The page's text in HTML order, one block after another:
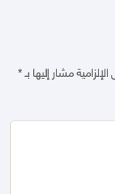
مشار إليها بـ*